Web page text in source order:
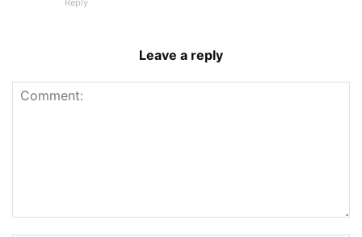
Reply
Leave a reply